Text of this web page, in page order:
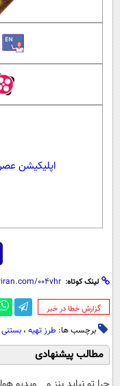
اپلیکیشن
لینک کوتاه:
‌گزارش خطا در خبر
برچسب ها: طرز تهیه ،
مطالب پیشنهادی